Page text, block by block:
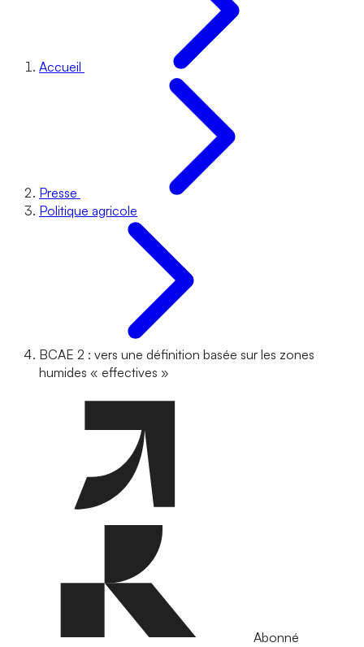
Accueil
Presse
Politique agricole
BCAE 2 : vers une définition basée sur les zones
humides « effectives »
Abonné